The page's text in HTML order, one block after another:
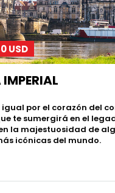
USD
IMPERIAL
igual por el corazón del
te sumergirá en el
la majestuosidad de
icónicas del mundo.